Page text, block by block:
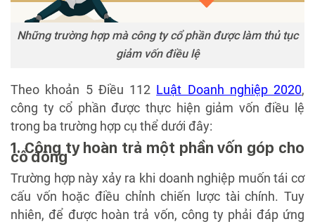
Những trường hợp mà công ty cổ phần được làm thủ tục
giảm vốn điều lệ
Theo khoản 5 Điều 112 Luật Doanh nghiệp 2020,
công ty cổ phần được thực hiện giảm vốn điều lệ
trong ba trường hợp cụ thể dưới đây:
1. Công ty hoàn trả một phần vốn góp cho
cổ đông
Trường hợp này xảy ra khi doanh nghiệp muốn tái cơ
cấu vốn hoặc điều chỉnh chiến lược tài chính. Tuy
nhiên, để được hoàn trả vốn, công ty phải đáp ứng